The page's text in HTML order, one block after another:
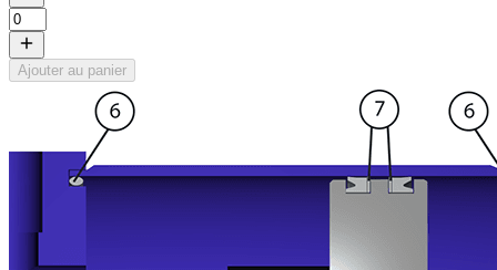
Ajouter au panier